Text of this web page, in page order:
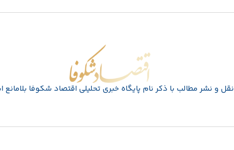
اقتصاد شکوفا
نقل و نشر مطالب با ذکر نام پايگاه خبری تحليلی اقتصاد شکوفا